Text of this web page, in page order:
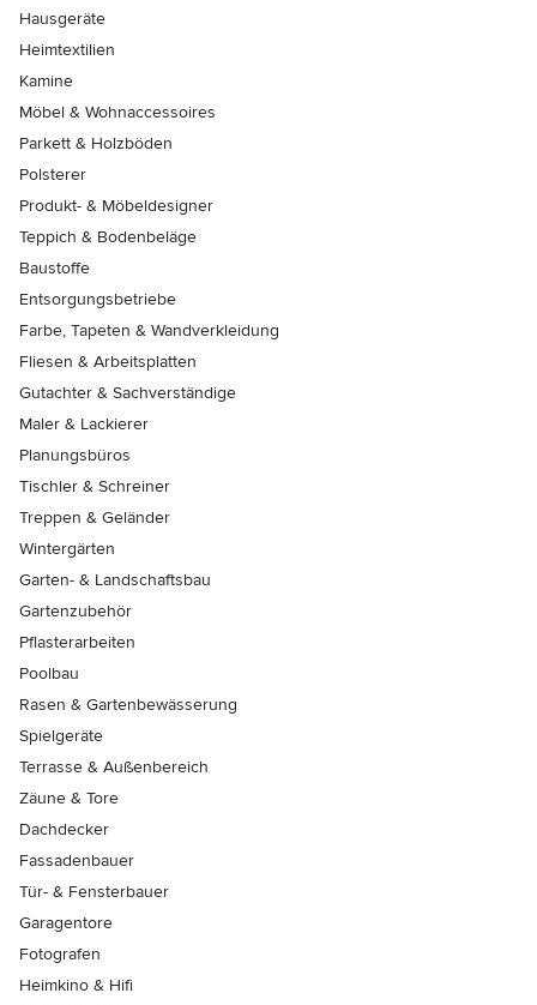
Hausgeräte
Heimtextilien
Kamine
Möbel & Wohnaccessoires
Parkett & Holzböden
Polsterer
Produkt- & Möbeldesigner
Teppich & Bodenbeläge
Baustoffe
Entsorgungsbetriebe
Farbe, Tapeten & Wandverkleidung
Fliesen & Arbeitsplatten
Gutachter & Sachverständige
Maler & Lackierer
Planungsbüros
Tischler & Schreiner
Treppen & Geländer
Wintergärten
Garten- & Landschaftsbau
Gartenzubehör
Pflasterarbeiten
Poolbau
Rasen & Gartenbewässerung
Spielgeräte
Terrasse & Außenbereich
Zäune & Tore
Dachdecker
Fassadenbauer
Tür- & Fensterbauer
Garagentore
Fotografen
Heimkino & Hifi